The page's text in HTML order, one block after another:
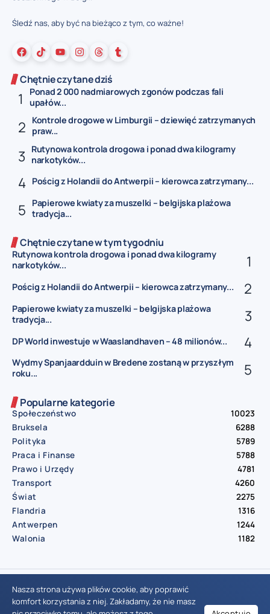
Śledź nas, aby być na bieżąco z tym, co ważne!
Chętnie czytane dziś
Ponad 2 000 nadmiarowych zgonów podczas fali
upałów...
Kontrole drogowe w Limburgii – dziewięć zatrzymanych
praw...
Rutynowa kontrola drogowa i ponad dwa kilogramy
narkotyków...
Pościg z Holandii do Antwerpii – kierowca zatrzymany...
Papierowe kwiaty za muszelki – belgijska plażowa
tradycja...
Chętnie czytane w tym tygodniu
Rutynowa kontrola drogowa i ponad dwa kilogramy
narkotyków...
Pościg z Holandii do Antwerpii – kierowca zatrzymany...
Papierowe kwiaty za muszelki – belgijska plażowa
tradycja...
DP World inwestuje w Waaslandhaven – 48 milionów...
Wydmy Spanjaardduin w Bredene zostaną w przyszłym
roku...
Popularne kategorie
Społeczeństwo
10023
Bruksela
6288
Polityka
5789
Praca i Finanse
5788
Prawo i Urzędy
4781
Transport
4260
Świat
2275
Flandria
1316
Antwerpen
1244
Walonia
1182
© Aktualnosci.be – All Right Reserved 2016-2026
Nasza strona używa plików cookie, aby poprawić
komfort korzystania z niej. Zakładamy, że nie masz